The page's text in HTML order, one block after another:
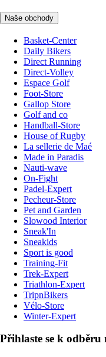
Naše obchody
Basket-Center
Daily Bikers
Direct Running
Direct-Volley
Espace Golf
Foot-Store
Gallop Store
Golf and co
Handball-Store
House of Rugby
La sellerie de Maé
Made in Paradis
Nauti-wave
On-Fight
Padel-Expert
Pecheur-Store
Pet and Garden
Slowood Interior
Sneak'In
Sneakids
Sport is good
Training-Fit
Trek-Expert
Triathlon-Expert
TripnBikers
Vélo-Store
Winter-Expert
Přihlaste se k odběru